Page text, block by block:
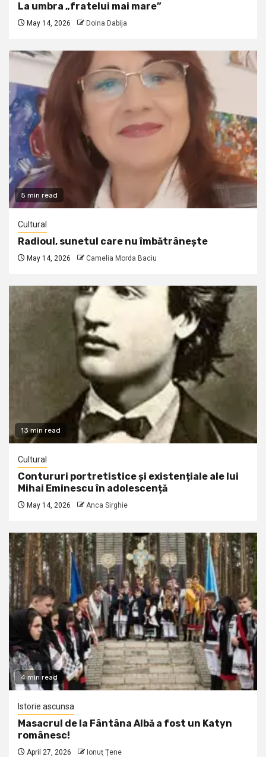
La umbra „fratelui mai mare”
May 14, 2026 Doina Dabija
5 min read
Cultural
Radioul, sunetul care nu îmbătrânește
May 14, 2026 Camelia Morda Baciu
13 min read
Cultural
Contururi portretistice și existențiale ale lui
Mihai Eminescu în adolescență
May 14, 2026 Anca Sirghie
4 min read
Istorie ascunsa
Masacrul de la Fântâna Albă a fost un Katyn
românesc!
April 27, 2026 Ionuţ Ţene